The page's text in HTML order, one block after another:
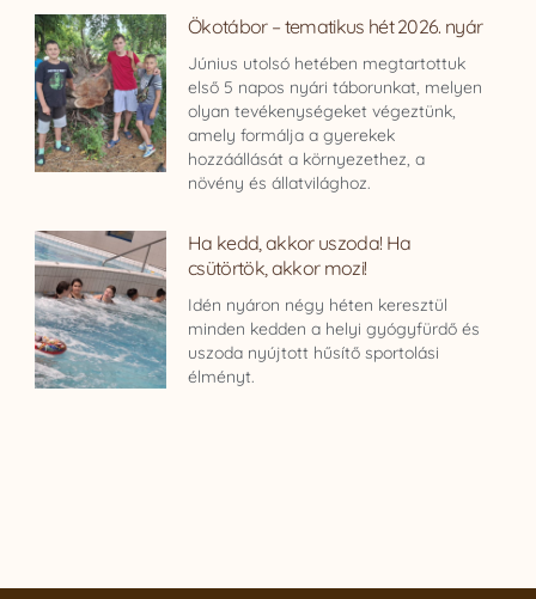
Ökotábor – tematikus hét 2026. nyár
Június utolsó hetében megtartottuk
első 5 napos nyári táborunkat, melyen
olyan tevékenységeket végeztünk,
amely formálja a gyerekek
hozzáállását a környezethez, a
növény és állatvilághoz.
Ha kedd, akkor uszoda! Ha
csütörtök, akkor mozi!
Idén nyáron négy héten keresztül
minden kedden a helyi gyógyfürdő és
uszoda nyújtott hűsítő sportolási
élményt.